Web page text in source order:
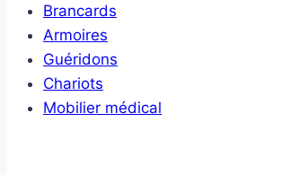
Brancards
Armoires
Guéridons
Chariots
Mobilier médical